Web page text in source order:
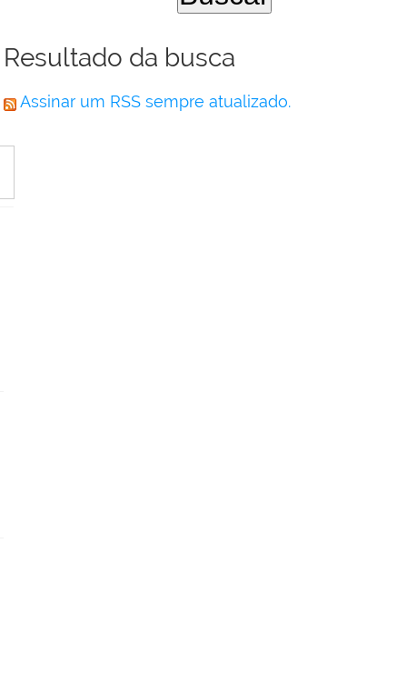
Resultado da busca
Assinar um RSS sempre atualizado.